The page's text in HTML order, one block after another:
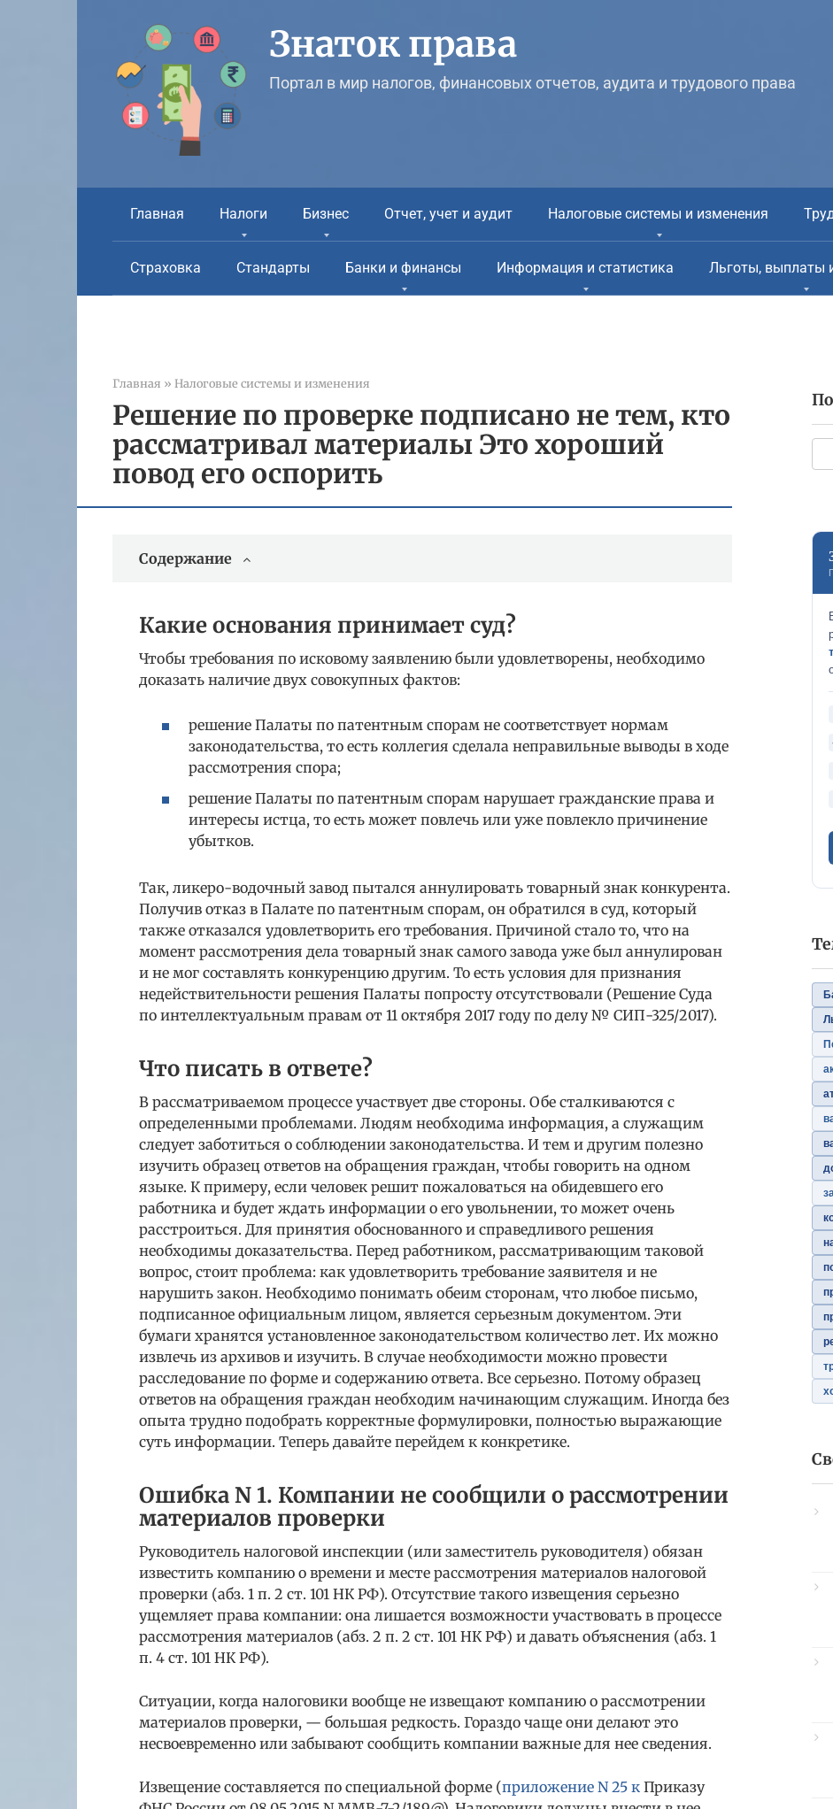
Знаток права
Портал в мир налогов, финансовых отчетов, аудита и трудового права
Главная Налоги Бизнес Отчет, учет и аудит Налоговые системы и изменения
Страховка Стандарты Банки и финансы Информация и статистика Льготы, выплаты
Главная » Налоговые системы и изменения
Решение по проверке подписано не тем, кто
рассматривал материалы Это хороший
повод его оспорить
Содержание
Какие основания принимает суд?
Чтобы требования по исковому заявлению были удовлетворены, необходимо
доказать наличие двух совокупных фактов:
решение Палаты по патентным спорам не соответствует нормам
законодательства, то есть коллегия сделала неправильные выводы в ходе
рассмотрения спора;
решение Палаты по патентным спорам нарушает гражданские права и
интересы истца, то есть может повлечь или уже повлекло причинение
убытков.
Так, ликеро-водочный завод пытался аннулировать товарный знак конкурента.
Получив отказ в Палате по патентным спорам, он обратился в суд, который
также отказался удовлетворить его требования. Причиной стало то, что на
момент рассмотрения дела товарный знак самого завода уже был аннулирован
и не мог составлять конкуренцию другим. То есть условия для признания
недействительности решения Палаты попросту отсутствовали (Решение Суда
по интеллектуальным правам от 11 октября 2017 году по делу № СИП-325/2017).
Что писать в ответе?
В рассматриваемом процессе участвует две стороны. Обе сталкиваются с
определенными проблемами. Людям необходима информация, а служащим
следует заботиться о соблюдении законодательства. И тем и другим полезно
изучить образец ответов на обращения граждан, чтобы говорить на одном
языке. К примеру, если человек решит пожаловаться на обидевшего его
работника и будет ждать информации о его увольнении, то может очень
расстроиться. Для принятия обоснованного и справедливого решения
необходимы доказательства. Перед работником, рассматривающим таковой
вопрос, стоит проблема: как удовлетворить требование заявителя и не
нарушить закон. Необходимо понимать обеим сторонам, что любое письмо,
подписанное официальным лицом, является серьезным документом. Эти
бумаги хранятся установленное законодательством количество лет. Их можно
извлечь из архивов и изучить. В случае необходимости можно провести
расследование по форме и содержанию ответа. Все серьезно. Потому образец
ответов на обращения граждан необходим начинающим служащим. Иногда без
опыта трудно подобрать корректные формулировки, полностью выражающие
суть информации. Теперь давайте перейдем к конкретике.
Ошибка N 1. Компании не сообщили о рассмотрении
материалов проверки
Руководитель налоговой инспекции (или заместитель руководителя) обязан
известить компанию о времени и месте рассмотрения материалов налоговой
проверки (абз. 1 п. 2 ст. 101 НК РФ). Отсутствие такого извещения серьезно
ущемляет права компании: она лишается возможности участвовать в процессе
рассмотрения материалов (абз. 2 п. 2 ст. 101 НК РФ) и давать объяснения (абз. 1
п. 4 ст. 101 НК РФ).
Ситуации, когда налоговики вообще не извещают компанию о рассмотрении
материалов проверки, — большая редкость. Гораздо чаще они делают это
несвоевременно или забывают сообщить компании важные для нее сведения.
Извещение составляется по специальной форме (приложение N 25 к Приказу